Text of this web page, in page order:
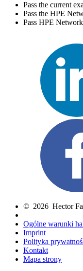
Pass the current
Pass the HPE
Pass HPE
© 2026 Hector
Ogólne warunki
Imprint
Polityka
Kontakt
Mapa strony